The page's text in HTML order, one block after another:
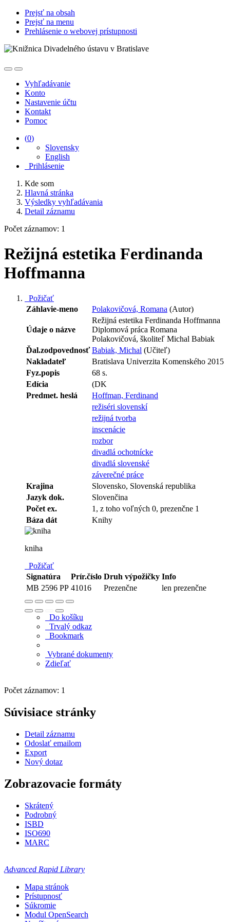
Prejsť na obsah
Prejsť na menu
Prehlásenie o webovej prístupnosti
Vyhľadávanie
Konto
Nastavenie účtu
Kontakt
Pomoc
(0)
Slovensky
English
Prihlásenie
Kde som
Hlavná stránka
Výsledky vyhľadávania
Detail záznamu
Počet záznamov: 1
Režijná estetika Ferdinanda
Hoffmanna
Požičať
Záhlavie-meno
Polakovičová, Romana (Autor)
Údaje o názve
Režijná estetika Ferdinanda Hoffmanna
Diplomová práca Romana
Polakovičová, školiteľ Michal Babiak
Ďal.zodpovednosť Babiak, Michal (Učiteľ)
Nakladateľ
Bratislava Univerzita Komenského 2015
Fyz.popis
68 s.
Edícia
(DK
Predmet. heslá
Hoffman, Ferdinand
režiséri slovenskí
režijná tvorba
inscenácie
rozbor
divadlá ochotnícke
divadlá slovenské
záverečné práce
Krajina
Slovensko, Slovenská republika
Jazyk dok.
Slovenčina
Počet ex.
1, z toho voľných 0, prezenčne 1
Báza dát
Knihy
kniha
Požičať
Signatúra
Prír.číslo Druh výpožičky Info
MB 2596 PP 41016 Prezenčne len prezenčne
Do košíku
Trvalý odkaz
Bookmark
Vybrané dokumenty
Zdieľať
Počet záznamov: 1
Súvisiace stránky
Detail záznamu
Odoslať emailom
Export
Nový dotaz
Zobrazovacie formáty
Skrátený
Podrobný
ISBD
ISO690
MARC
Advanced Rapid Library
Mapa stránok
Prístupnosť
Súkromie
Modul OpenSearch